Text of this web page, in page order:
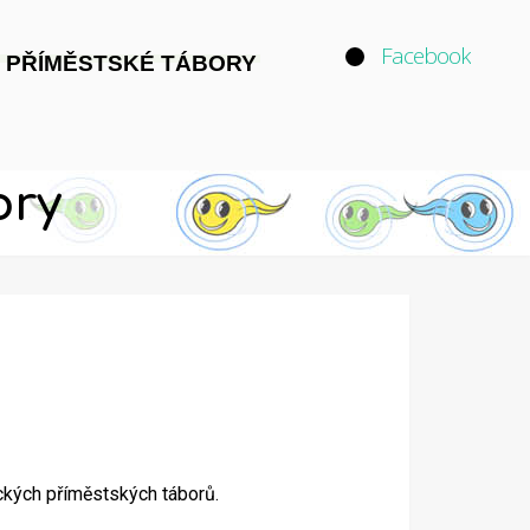
TÁBORY Facebook
příměstských táborů.